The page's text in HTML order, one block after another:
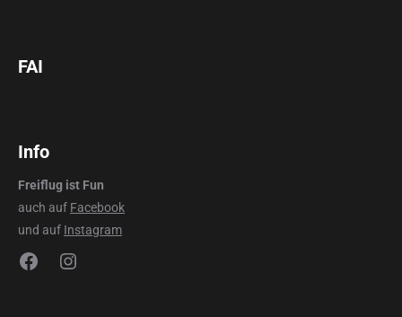
FAI
Info
Freiflug ist Fun
auch auf Facebook
und auf Instagram
FacebookInstagram